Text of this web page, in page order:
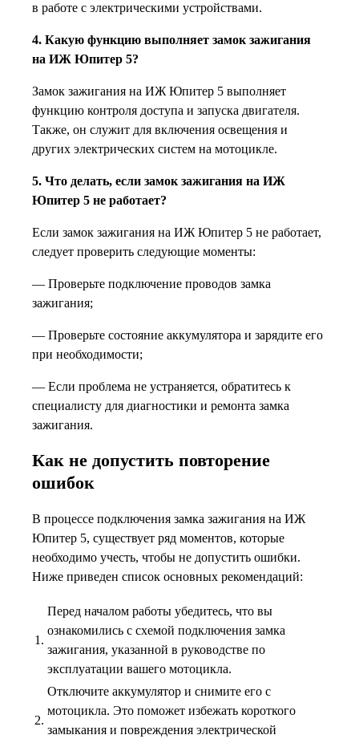
в работе с электрическими устройствами.
4. Какую функцию выполняет замок зажигания
на ИЖ Юпитер 5?
Замок зажигания на ИЖ Юпитер 5 выполняет
функцию контроля доступа и запуска двигателя.
Также, он служит для включения освещения и
других электрических систем на мотоцикле.
5. Что делать, если замок зажигания на ИЖ
Юпитер 5 не работает?
Если замок зажигания на ИЖ Юпитер 5 не работает,
следует проверить следующие моменты:
— Проверьте подключение проводов замка
зажигания;
— Проверьте состояние аккумулятора и зарядите его
при необходимости;
— Если проблема не устраняется, обратитесь к
специалисту для диагностики и ремонта замка
зажигания.
Как не допустить повторение
ошибок
В процессе подключения замка зажигания на ИЖ
Юпитер 5, существует ряд моментов, которые
необходимо учесть, чтобы не допустить ошибки.
Ниже приведен список основных рекомендаций:
1.
Перед началом работы убедитесь, что вы
ознакомились с схемой подключения замка
зажигания, указанной в руководстве по
эксплуатации вашего мотоцикла.
2.
Отключите аккумулятор и снимите его с
мотоцикла. Это поможет избежать короткого
замыкания и повреждения электрической